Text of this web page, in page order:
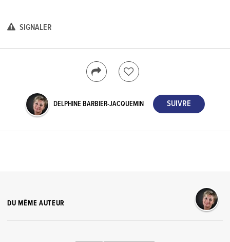
SIGNALER
DELPHINE BARBIER-JACQUEMIN
DU MÊME AUTEUR